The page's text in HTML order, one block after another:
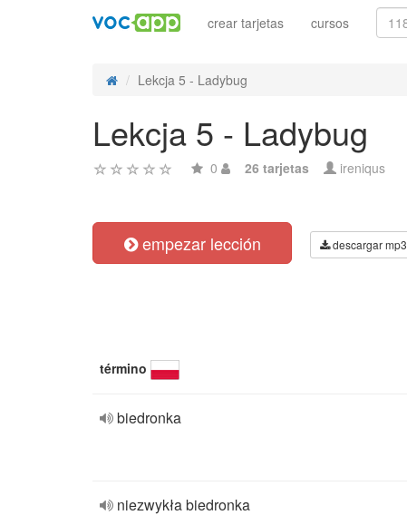
crear tarjetas cursos
Lekcja 5 - Ladybug
Lekcja 5 - Ladybug
0 26 tarjetas ireniqus
empezar lección descargar mp3
término
biedronka
niezwykła biedronka